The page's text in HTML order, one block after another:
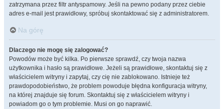
zatrzymana przez filtr antyspamowy. Jeśli na pewno podany przez ciebie
adres e-mail jest prawidłowy, spróbuj skontaktować się z administratorem.
Na górę
Dlaczego nie mogę się zalogować?
Powodów może być kilka. Po pierwsze sprawdź, czy twoja nazwa
użytkownika i hasło są prawidłowe. Jeżeli są prawidłowe, skontaktuj się z
właścicielem witryny i zapytaj, czy cię nie zablokowano. Istnieje też
prawdopodobieństwo, że problem powoduje błędna konfiguracja witryny,
na której znajduje się forum. Skontaktuj się z właścicielem witryny i
powiadom go o tym problemie. Musi on go naprawić.